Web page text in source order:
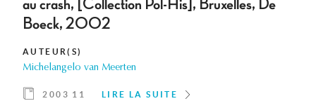
au crash, [Collection Pol-His], Bruxelles, De
Boeck, 2002
AUTEUR(S)
Michelangelo van Meerten
2003 11 LIRE LA SUITE